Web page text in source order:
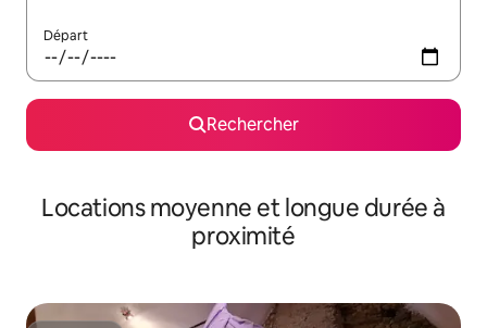
Départ
Rechercher
Locations moyenne et longue durée à
proximité